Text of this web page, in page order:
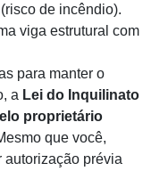
de incêndio).
viga estrutural com
para manter o
a Lei do Inquilinato
proprietário
que você,
autorização prévia